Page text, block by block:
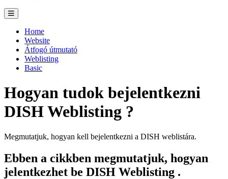
Home
Website
Átfogó útmutató
Weblisting
Basic
Hogyan tudok bejelentkezni
DISH Weblisting ?
Megmutatjuk, hogyan kell bejelentkezni a DISH weblistára.
Ebben a cikkben megmutatjuk, hogyan
jelentkezhet be DISH Weblisting .